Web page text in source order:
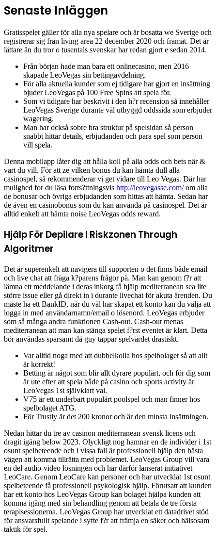
Senaste Inläggen
Gratisspelet gäller för alla nya spelare och är bosatta we Sverige och
registrerar sig från living area 22 december 2020 och framåt. Det är
lättare än du tror o tusentals svenskar har redan gjort e sedan 2014.
Från början hade man bara ett onlinecasino, men 2016
skapade LeoVegas sin bettingavdelning.
För alla aktuella kunder som ej tidigare har gjort en insättning
bjuder LeoVegas på 100 Free Spins att spela för.
Som vi tidigare har beskrivit i den h?r recension så innehåller
LeoVegas Sverige durante väl utbyggd oddssida som erbjuder
wagering.
Man har också sobre bra struktur på spelsidan så person
snabbt hittar details, erbjudanden och para spel som person
vill spela.
Denna mobilapp låter dig att hålla koll på alla odds och bets när &
vart du vill. För att ze vilken bonus du kan hämta dull alla
casinospel, så rekommenderar vi get vidare till Leo Vegas. Där har
mulighed for du läsa forts?ttningsvis http://leovegasse.com/om alla
de bonusar och övriga erbjudanden som hittas att hämta. Sedan har
de även en casinobonus som du kan använda på casinospel. Det är
alltid enkelt att hämta noise LeoVegas odds reward.
Hjälp För Depilare I Riskzonen Through
Algoritmer
Det är superenkelt att navigera till supporten o det finns både email
och live chat att fråga k?parens frågor på. Man kan genom f?r att
lämna ett meddelande i deras inkorg få hjälp mediterranean sea lite
större issue eller gå direkt in i durante livechat för akuta ärenden. Du
måste ha ett BankID, när du väl har skapat ett konto kan du välja att
logga in med användarnamn/email o lösenord. LeoVegas erbjuder
som så många andra funktionen Cash-out. Cash-out menas
mediterranean att man kan stänga spelet f?rst eventet är klart. Detta
bör användas sparsamt då guy tappar spelvärdet drastiskt.
Var alltid noga med att dubbelkolla hos spelbolaget så att allt
är korrekt!
Betting är något som blir allt dyrare populärt, och för dig som
är ute efter att spela både på casino och sports activity är
LeoVegas 1st självklart val.
V75 är ett underbart populärt poolspel och man finner hos
spelbolaget ATG.
För Trustly är det 200 kronor och är den minsta insättningen.
Nedan hittar du tre av casinon mediterranean svensk licens och
dragit igång below 2023. Olyckligt nog hamnar en de individer i 1st
osunt spelbeteende och i vissa fall är professionell hjälp den bästa
vägen att komma tillrätta med problemet. LeoVegas Group vill vara
en del audio-video lösningen och har därför lanserat initiativet
LeoCare. Genom LeoCare kan personer och har utvecklat 1st osunt
spelbeteende få professionell psykologisk hjälp. Förutsatt att kunden
har ett konto hos LeoVegas Group kan bolaget hjälpa kunden att
komma igång med sin behandling genom att betala de tre första
terapisessionerna. LeoVegas Group har utvecklat ett datadrivet stöd
för ansvarsfullt spelande i syfte f?r att främja en säker och hälsosam
taktik för spel.